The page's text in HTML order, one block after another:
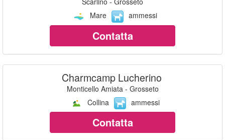
Mare
ammessi
Contatta
Charmcamp Lucherino
Monticello Amiata - Grosseto
Collina
ammessi
Contatta